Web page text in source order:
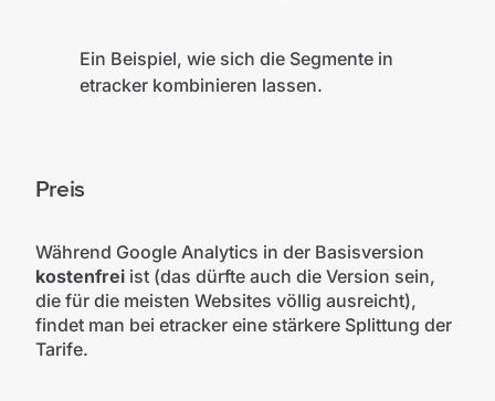
Ein Beispiel, wie sich die Segmente in
etracker kombinieren lassen.
Preis
Während Google Analytics in der Basisversion
kostenfrei ist (das dürfte auch die Version sein,
die für die meisten Websites völlig ausreicht),
findet man bei etracker eine stärkere Splittung der
Tarife.